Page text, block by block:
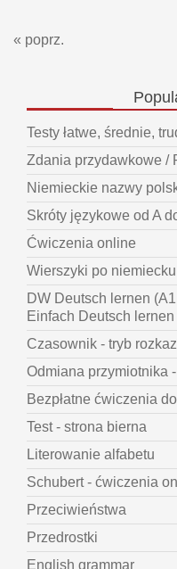
« poprz.
Testy łatwe, średnie,
Zdania przydawkowe /
Niemieckie nazwy
Skróty językowe od A
Ćwiczenia online
Wierszyki po niemiecku
DW Deutsch lernen
Einfach Deutsch lernen
Czasownik - tryb
Odmiana przymiotnika
Bezpłatne ćwiczenia
Test - strona bierna
Literowanie alfabetu
Schubert - ćwiczenia
Przeciwieństwa
Przedrostki
English grammar